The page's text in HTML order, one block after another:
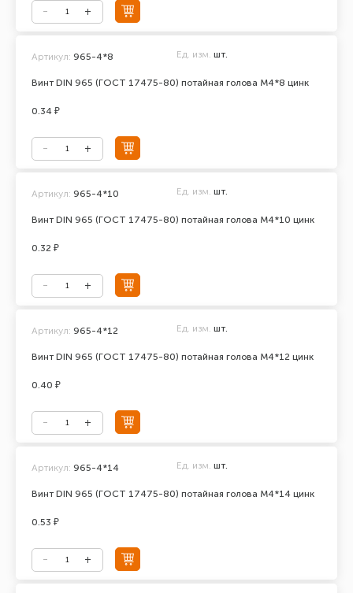
Винт DIN 965 (ГОСТ 17475-80) потайная голова М4*8 цинк
Артикул: 965-4*8 Ед. изм. шт.
0.34 ₽
Винт DIN 965 (ГОСТ 17475-80) потайная голова М4*10 цинк
Артикул: 965-4*10 Ед. изм. шт.
0.32 ₽
Винт DIN 965 (ГОСТ 17475-80) потайная голова М4*12 цинк
Артикул: 965-4*12 Ед. изм. шт.
0.40 ₽
Винт DIN 965 (ГОСТ 17475-80) потайная голова М4*14 цинк
Артикул: 965-4*14 Ед. изм. шт.
0.53 ₽